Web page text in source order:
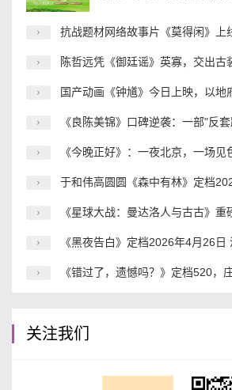
抗战题材网络故事片《莫得闲》上线 小人物
陈哲远凭《御廷谣》英寡，交出古
国产动画《钟馗》今日上映，以地
《良陈美锦》口碑逆袭：一部"反套
《今晚正好》：一夜北京，一场见色起
于和伟高圆圆《森中有林》定档2026年五一档 东
《星球大战：曼达洛人与古古》重
《黑夜告白》定档2026年4月26日 潘粤明王
《错过了，遗憾吗？》定档520，庄达菲王
关注我们